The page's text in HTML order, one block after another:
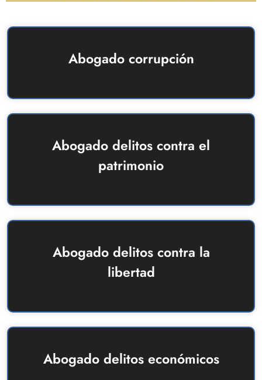
Abogado corrupción
Abogado delitos contra el
patrimonio
Abogado delitos contra la
libertad
Abogado delitos económicos